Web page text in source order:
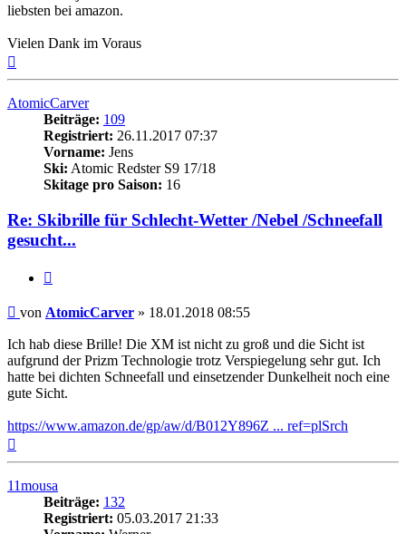
liebsten bei amazon.
Vielen Dank im Voraus
AtomicCarver
Beiträge: 109
Registriert: 26.11.2017 07:37
Vorname: Jens
Ski: Atomic Redster S9 17/18
Skitage pro Saison: 16
Re: Skibrille für Schlecht-Wetter /Nebel /Schneefall
gesucht...
Beitrag
von AtomicCarver » 18.01.2018 08:55
Ich hab diese Brille! Die XM ist nicht zu groß und die Sicht ist
aufgrund der Prizm Technologie trotz Verspiegelung sehr gut. Ich
hatte bei dichten Schneefall und einsetzender Dunkelheit noch eine
gute Sicht.
https://www.amazon.de/gp/aw/d/B012Y896Z ... ref=plSrch
11mousa
Beiträge: 132
Registriert: 05.03.2017 21:33